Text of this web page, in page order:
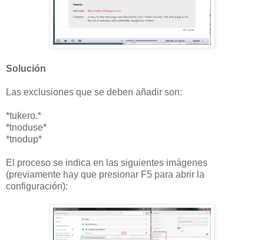
Solución
Las exclusiones que se deben añadir son:
*tukero.*
*tnoduse*
*tnodup*
El proceso se indica en las siguientes imágenes
(previamente hay que presionar F5 para abrir la
configuración):